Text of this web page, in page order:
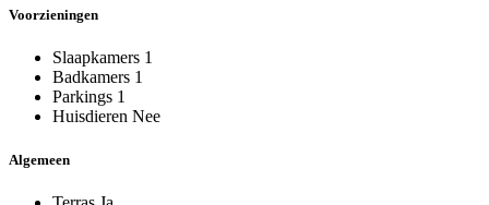
Voorzieningen
Slaapkamers 1
Badkamers 1
Parkings 1
Huisdieren Nee
Algemeen